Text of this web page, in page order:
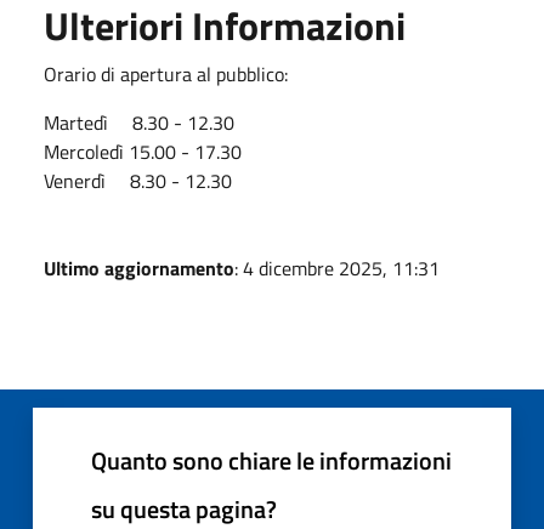
Ulteriori Informazioni
Orario di apertura al pubblico:
Martedì 8.30 - 12.30
Mercoledì 15.00 - 17.30
Venerdì 8.30 - 12.30
Ultimo aggiornamento: 4 dicembre 2025, 11:31
Quanto sono chiare le informazioni
su questa pagina?